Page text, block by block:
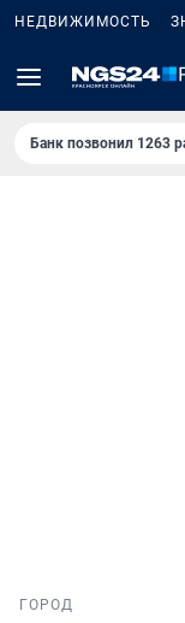
НЕДВИЖИМОСТЬ
Банк позвонил 1263
ГОРОД